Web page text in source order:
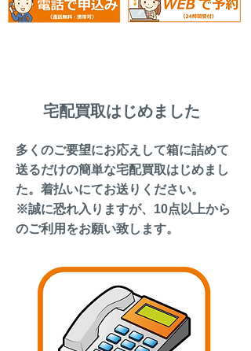
​宅配買取はじめました
多くのご要望にお応えして箱に詰めて
送るだけの簡単な宅配買取はじめまし
た。着払いにてお送りください。
​※誠に恐れ入りますが、10点以上から
のご利用をお願い致します。